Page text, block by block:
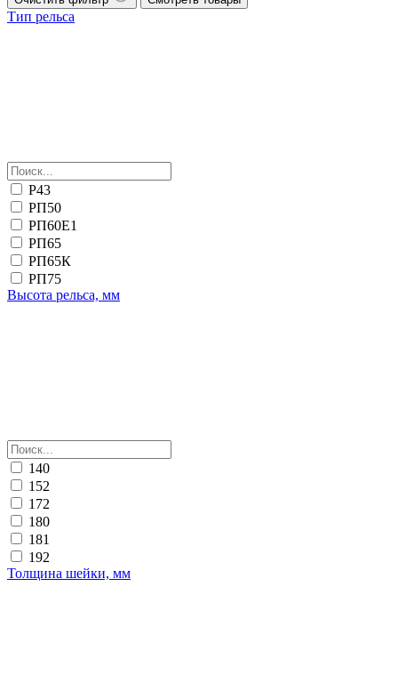
Тип рельса
Р43
РП50
РП60Е1
РП65
РП65К
РП75
Высота рельса, мм
140
152
172
180
181
192
Толщина шейки, мм